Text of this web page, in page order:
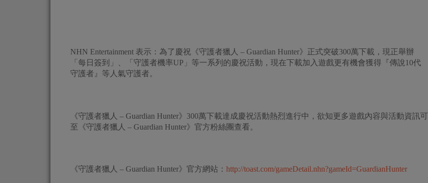
NHN Entertainment 表示：為了慶祝《守護者獵人 – Guardian Hunter》正式突破300萬下載，現正舉辦
「每日簽到」、「守護者機率UP」等一系列的慶祝活動，現在下載加入遊戲更有機會獲得『傳說10代
守護者』等人氣守護者。
《守護者獵人 – Guardian Hunter》300萬下載達成慶祝活動熱烈進行中，欲知更多遊戲內容與活動資訊可
至《守護者獵人 – Guardian Hunter》官方粉絲團查看。
《守護者獵人 – Guardian Hunter》官方網站： http://toast.com/gameDetail.nhn?gameId=GuardianHunter